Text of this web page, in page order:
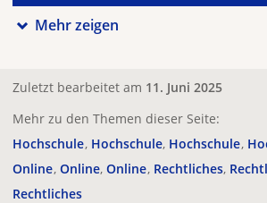
Mehr zeigen
Zuletzt bearbeitet am 11. Juni 2025
Mehr zu den Themen dieser Seite:
Hochschule Hochschule Hochschule
Online Online Online Rechtliches
Rechtliches